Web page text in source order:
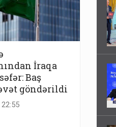
İraqa
Baş
göndərildi